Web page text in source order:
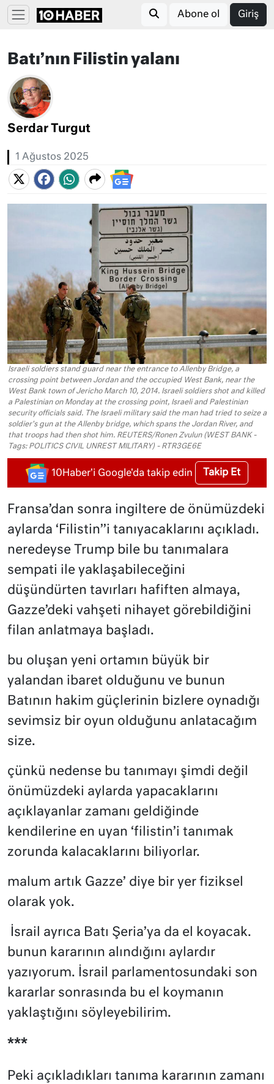
Abone ol Giriş
Batı’nın Filistin yalanı
Serdar Turgut
1 Ağustos 2025
Israeli soldiers stand guard near the entrance to Allenby Bridge, a
crossing point between Jordan and the occupied West Bank, near the
West Bank town of Jericho March 10, 2014. Israeli soldiers shot and killed
a Palestinian on Monday at the crossing point, Israeli and Palestinian
security officials said. The Israeli military said the man had tried to seize a
soldier's gun at the Allenby bridge, which spans the Jordan River, and
that troops had then shot him. REUTERS/Ronen Zvulun (WEST BANK -
Tags: POLITICS CIVIL UNREST MILITARY) - RTR3GE6E
10Haber'i Google'da takip edin Takip Et
Fransa’dan sonra ingiltere de önümüzdeki
aylarda ‘Filistin’’i tanıyacaklarını açıkladı.
neredeyse Trump bile bu tanımalara
sempati ile yaklaşabileceğini
düşündürten tavırları hafiften almaya,
Gazze’deki vahşeti nihayet görebildiğini
filan anlatmaya başladı.
bu oluşan yeni ortamın büyük bir
yalandan ibaret olduğunu ve bunun
Batının hakim güçlerinin bizlere oynadığı
sevimsiz bir oyun olduğunu anlatacağım
size.
çünkü nedense bu tanımayı şimdi değil
önümüzdeki aylarda yapacaklarını
açıklayanlar zamanı geldiğinde
kendilerine en uyan ‘filistin’i tanımak
zorunda kalacaklarını biliyorlar.
malum artık Gazze’ diye bir yer fiziksel
olarak yok.
İsrail ayrıca Batı Şeria’ya da el koyacak.
bunun kararının alındığını aylardır
yazıyorum. İsrail parlamentosundaki son
kararlar sonrasında bu el koymanın
yaklaştığını söyleyebilirim.
***
Peki açıkladıkları tanıma kararının zamanı